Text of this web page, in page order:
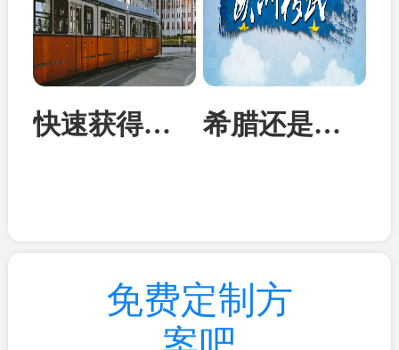
快速获得欧洲身份：匈牙利投资移民成为性价比首选 希腊还是马耳他？从身份到教育全面对比两国移民优势
免费定制方